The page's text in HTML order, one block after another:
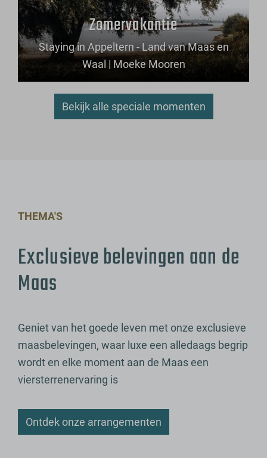
Zomervakantie
Staying in Appeltern - Land van Maas en
Waal | Moeke Mooren
Bekijk alle speciale momenten
THEMA'S
Exclusieve belevingen aan de
Maas
Geniet van het goede leven met onze exclusieve
maasbelevingen, waar luxe een alledaags begrip
wordt en elke moment aan de Maas een
viersterrenervaring is
Ontdek onze arrangementen